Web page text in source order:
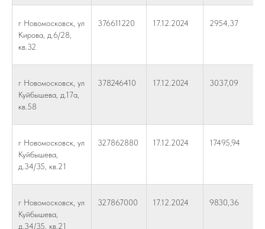
г Новомосковск, ул
Кирова, д.6/28,
кв.32
376611220 17.12.2024 2954,37
г Новомосковск, ул
Куйбышева, д.17а,
кв.58
378246410 17.12.2024 3037,09
г Новомосковск, ул
Куйбышева,
д.34/35, кв.21
327862880 17.12.2024 17495,94
г Новомосковск, ул
Куйбышева,
д.34/35, кв.21
327867000 17.12.2024 9830,36